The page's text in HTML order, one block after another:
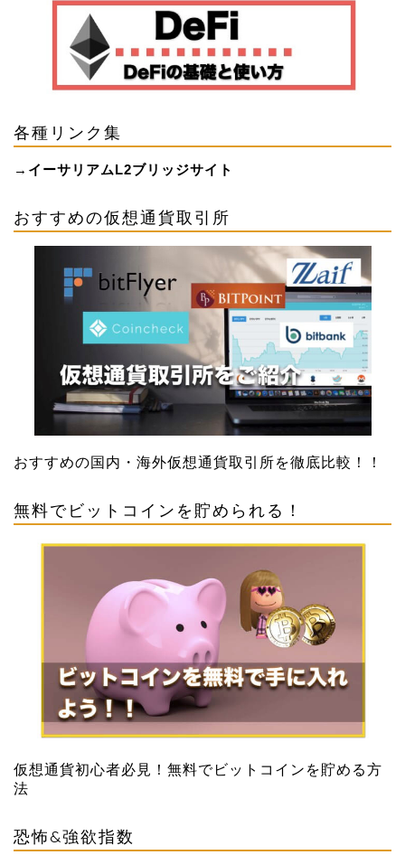
各種リンク集
→ イーサリアムL2ブリッジサイト
おすすめの仮想通貨取引所
おすすめの国内・海外仮想通貨取引所を徹底比較！！
無料でビットコインを貯められる！
仮想通貨初心者必見！無料でビットコインを貯める方
法
恐怖&強欲指数